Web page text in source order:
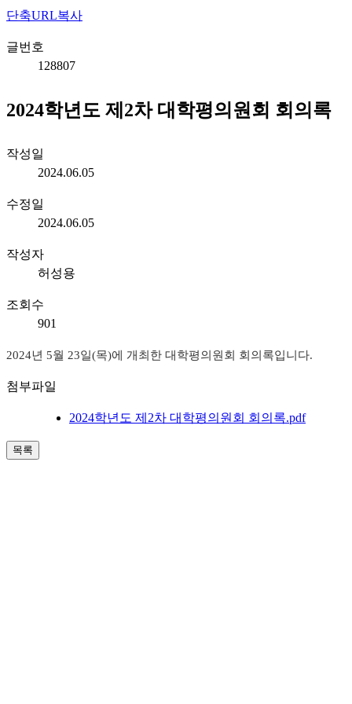
단축URL복사
글번호
128807
2024학년도 제2차 대학평의원회 회의록
작성일
2024.06.05
수정일
2024.06.05
작성자
허성용
조회수
901
2024년 5월 23일(목)에 개최한 대학평의원회 회의록입니다.
첨부파일
2024학년도 제2차 대학평의원회 회의록.pdf